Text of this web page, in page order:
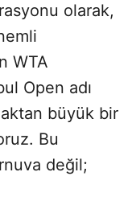
olarak,
WTA
Open adı
büyük bir
Bu
değil;